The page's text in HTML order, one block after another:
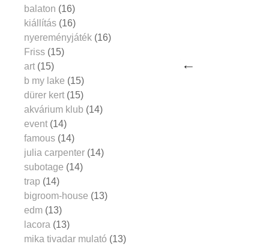
balaton (16)
kiállítás (16)
nyereményjáték (16)
Friss (15)
art (15)
b my lake (15)
dürer kert (15)
akvárium klub (14)
event (14)
famous (14)
julia carpenter (14)
subotage (14)
trap (14)
bigroom-house (13)
edm (13)
lacora (13)
mika tivadar mulató (13)